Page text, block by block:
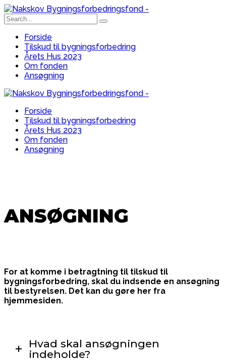
Forside
Tilskud til bygningsforbedring
Årets Hus 2023
Om fonden
Ansøgning
Forside
Tilskud til bygningsforbedring
Årets Hus 2023
Om fonden
Ansøgning
ANSØGNING
For at komme i betragtning til tilskud til
bygningsforbedring, skal du indsende en ansøgning
til bestyrelsen. Det kan du gøre her fra
hjemmesiden.
Hvad skal ansøgningen
indeholde?